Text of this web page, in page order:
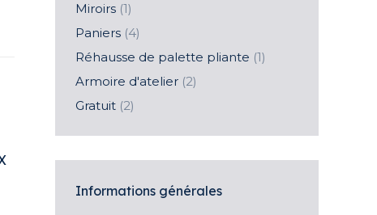
Miroirs (1)
Paniers (4)
Réhausse de palette pliante (1)
Armoire d'atelier (2)
Gratuit (2)
Informations générales